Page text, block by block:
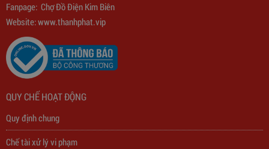
Fanpage: Chợ Đồ Điện Kim Biên
Website: www.thanhphat.vip
QUY CHẾ HOẠT ĐỘNG
Quy định chung
Chế tài xử lý vi phạm